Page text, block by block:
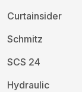
Curtainsider
Schmitz
SCS 24
Hydraulic